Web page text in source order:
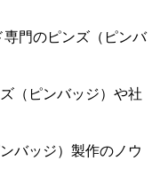
門のピンズ（ピンバ
（ピンバッジ）や社
バッジ）製作のノウ